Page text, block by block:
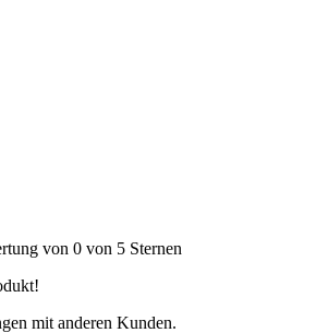
von 0 von 5 Sternen
mit anderen Kunden.